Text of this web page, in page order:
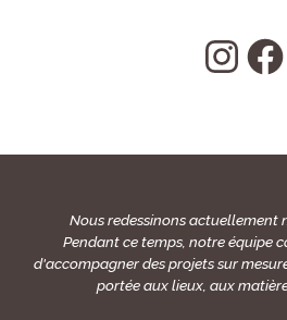
Nous redessinons actuellement
Pendant ce temps, notre équipe
d'accompagner des projets sur
portée aux lieux, aux